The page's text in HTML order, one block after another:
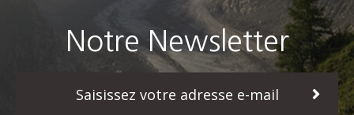
Notre Newsletter